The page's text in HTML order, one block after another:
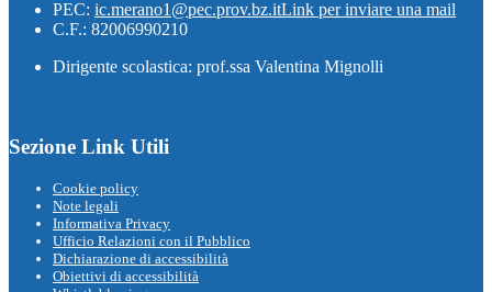
PEC: ic.merano1@pec.prov.bz.itLink per inviare una mail
C.F.: 82006990210
Dirigente scolastica: prof.ssa Valentina Mignolli
Sezione Link Utili
Cookie policy
Note legali
Informativa Privacy
Ufficio Relazioni con il Pubblico
Dichiarazione di accessibilità
Obiettivi di accessibilità